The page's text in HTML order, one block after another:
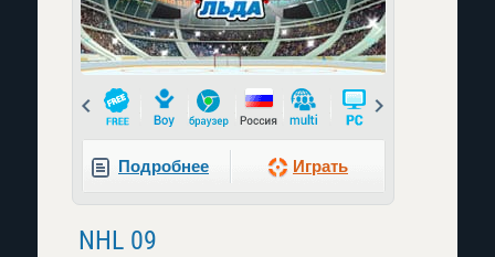
Prev
Подробнее Играть
NHL 09